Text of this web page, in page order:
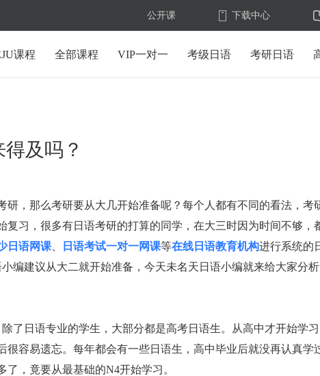
公开课 下载中心
课程 全部课程 VIP一对一 考级日语 考研日语
及吗？
，那么考研要从大几开始准备呢？每个人都有不同的看法，考
复习，很多有日语考研的打算的同学，在大三时因为时间不够，
日语网课 日语考试一对一网课等在线日语教育机构进行系统的
编建议从大二就开始准备，今天未名天日语小编就来给大家分
了日语专业的学生，大部分都是高考日语生。从高中才开始学习
容易遗忘。每年都会有一些日语生，高中毕业后就没再认真学
，竟要从最基础的N4开始学习。